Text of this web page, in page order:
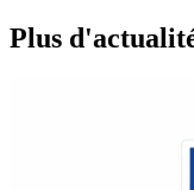
Plus d'a